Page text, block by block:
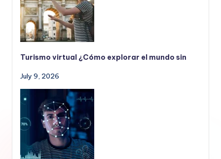
Turismo virtual ¿Cómo explorar el mundo sin
July 9, 2026